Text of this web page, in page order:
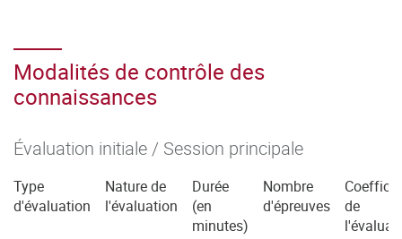
Modalités de contrôle des
connaissances
Évaluation initiale / Session principale
Type
d'évaluation
Nature de
l'évaluation
Durée
(en
minutes)
Nombre
d'épreuves
de